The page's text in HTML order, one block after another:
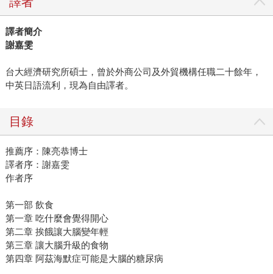
譯者簡介
謝嘉雯
台大經濟研究所碩士，曾於外商公司及外貿機構任職二十餘年，
中英日語流利，現為自由譯者。
目錄
推薦序：陳亮恭博士
譯者序：謝嘉雯
作者序
第一部 飲食
第一章 吃什麼會覺得開心
第二章 挨餓讓大腦變年輕
第三章 讓大腦升級的食物
第四章 阿茲海默症可能是大腦的糖尿病